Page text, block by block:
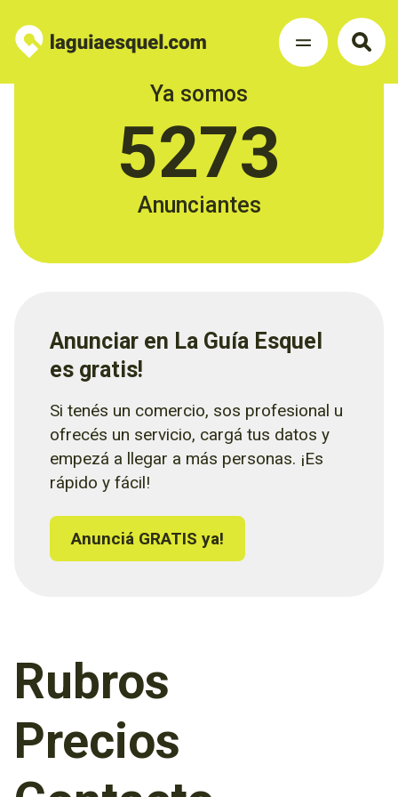
Ya somos
5273
Anunciantes
Anunciar en La Guía Esquel
es gratis!
Si tenés un comercio, sos profesional u
ofrecés un servicio, cargá tus datos y
empezá a llegar a más personas. ¡Es
rápido y fácil!
Anunciá GRATIS ya!
Rubros
Precios